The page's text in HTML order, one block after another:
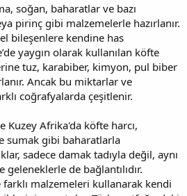
soğan, baharatlar ve bazı
pirinç gibi malzemelerle hazırlanır.
bileşenlere kendine has
yaygın olarak kullanılan köfte
tuz, karabiber, kimyon, pul biber
Ancak bu miktarlar ve
coğrafyalarda çeşitlenir.
Kuzey Afrika'da köfte harcı,
sumak gibi baharatlarla
sadece damak tadıyla değil, aynı
de bağlantılıdır.
malzemeleri kullanarak kendi